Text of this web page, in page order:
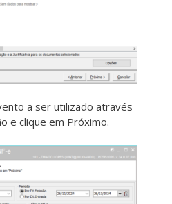
a ser utilizado através
e clique em Próximo.